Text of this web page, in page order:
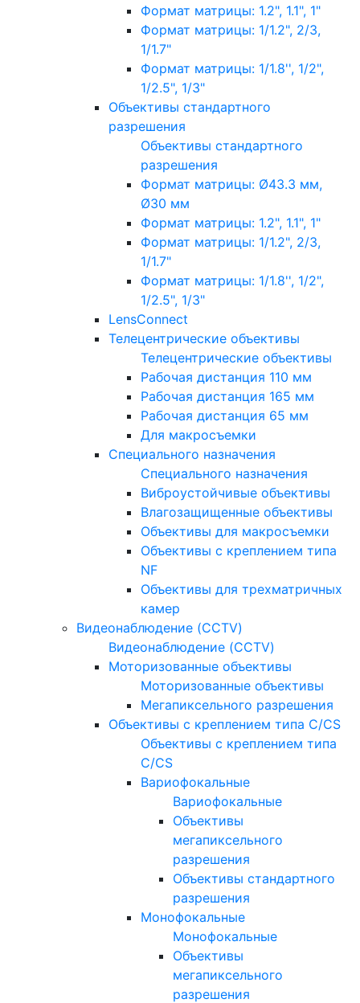
Формат матрицы: 1.2", 1.1", 1"
Формат матрицы: 1/1.2", 2/3,
1/1.7"
Формат матрицы: 1/1.8'', 1/2",
1/2.5", 1/3"
Объективы стандартного
разрешения
Объективы стандартного
разрешения
Формат матрицы: Ø43.3 мм,
Ø30 мм
Формат матрицы: 1.2", 1.1", 1"
Формат матрицы: 1/1.2", 2/3,
1/1.7"
Формат матрицы: 1/1.8'', 1/2",
1/2.5", 1/3"
LensConnect
Телецентрические объективы
Телецентрические объективы
Рабочая дистанция 110 мм
Рабочая дистанция 165 мм
Рабочая дистанция 65 мм
Для макросъемки
Специального назначения
Специального назначения
Виброустойчивые объективы
Влагозащищенные объективы
Объективы для макросъемки
Объективы с креплением типа
NF
Объективы для трехматричных
камер
Видеонаблюдение (CCTV)
Видеонаблюдение (CCTV)
Моторизованные объективы
Моторизованные объективы
Мегапиксельного разрешения
Объективы с креплением типа C/CS
Объективы с креплением типа
C/CS
Вариофокальные
Вариофокальные
Объективы
мегапиксельного
разрешения
Объективы стандартного
разрешения
Монофокальные
Монофокальные
Объективы
мегапиксельного
разрешения